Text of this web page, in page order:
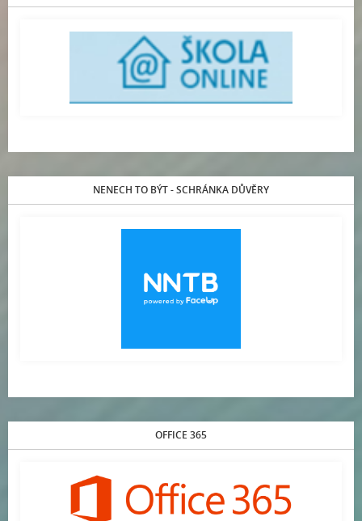
NENECH TO BÝT - SCHRÁNKA DŮVĚRY
OFFICE 365